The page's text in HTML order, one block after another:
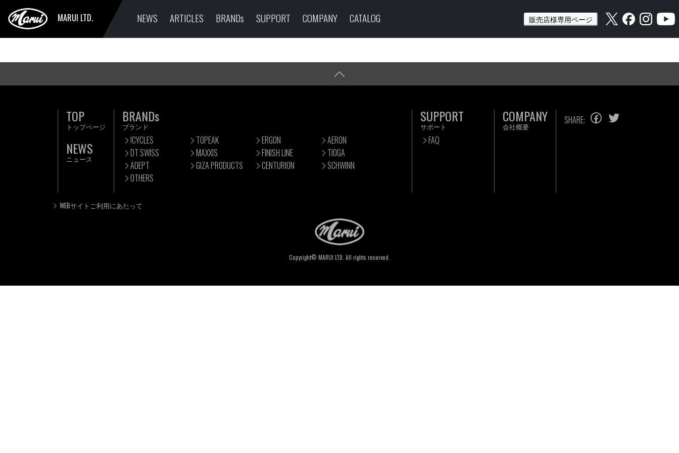
MARUI LTD. NEWS ARTICLES BRANDs SUPPORT COMPANY CATALOG 販売店様専用ページ
TOP
トップページ
NEWS
ニュース
BRANDs
ブランド
!CYCLES TOPEAK ERGON
AERON
DT SWISS
MAXXIS FINISH LINE
TIOGA
ADEPT
GIZA PRODUCTS CENTURION
SCHWINN
OTHERS
SUPPORT
サポート
FAQ
COMPANY
会社概要
SHARE:
WEBサイトご利用にあたって
Copyright© MARUI LTD. All rights reserved.